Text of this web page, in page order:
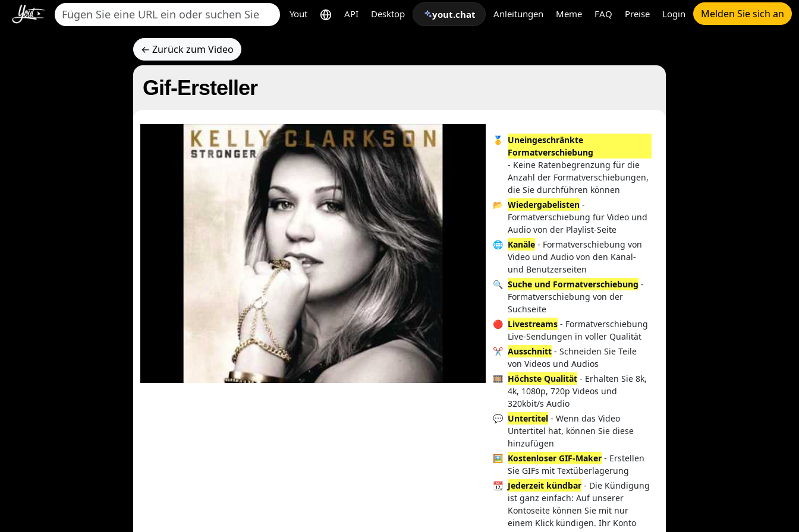
Yout API Desktop yout.chat Anleitungen Meme FAQ Preise Login Melden Sie sich an
← Zurück zum Video
Gif-Ersteller
🥇
Uneingeschränkte
Formatverschiebung
- Keine Ratenbegrenzung für die
Anzahl der Formatverschiebungen,
die Sie durchführen können
📂 Wiedergabelisten -
Formatverschiebung für Video und
Audio von der Playlist-Seite
🌐 Kanäle - Formatverschiebung von
Video und Audio von den Kanal-
und Benutzerseiten
🔍 Suche und Formatverschiebung -
Formatverschiebung von der
Suchseite
🔴 Livestreams - Formatverschiebung
Live-Sendungen in voller Qualität
✂️ Ausschnitt - Schneiden Sie Teile
von Videos und Audios
🎞️ Höchste Qualität - Erhalten Sie 8k,
4k, 1080p, 720p Videos und
320kbit/s Audio
💬 Untertitel - Wenn das Video
Untertitel hat, können Sie diese
hinzufügen
🖼️ Kostenloser GIF-Maker - Erstellen
Sie GIFs mit Textüberlagerung
📆 Jederzeit kündbar - Die Kündigung
ist ganz einfach: Auf unserer
Kontoseite können Sie mit nur
einem Klick kündigen. Ihr Konto